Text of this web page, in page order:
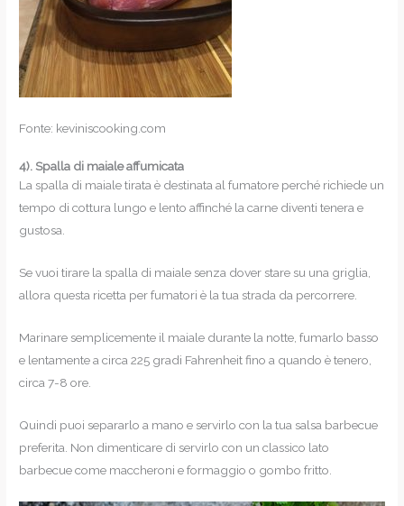
Fonte: keviniscooking.com
4).Spalla di maiale affumicata
La spalla di maiale tirata è destinata al fumatore perché richiede un
tempo di cottura lungo e lento affinché la carne diventi tenera e
gustosa.
Se vuoi tirare la spalla di maiale senza dover stare su una griglia,
allora questa ricetta per fumatori è la tua strada da percorrere.
Marinare semplicemente il maiale durante la notte, fumarlo basso
e lentamente a circa 225 gradi Fahrenheit fino a quando è tenero,
circa 7-8 ore.
Quindi puoi separarlo a mano e servirlo con la tua salsa barbecue
preferita. Non dimenticare di servirlo con un classico lato
barbecue come maccheroni e formaggio o gombo fritto.